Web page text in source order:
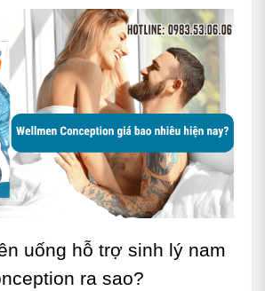
uống hỗ trợ sinh lý nam
ra sao?